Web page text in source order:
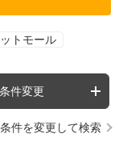
トモール
条件変更
条件を変更して検索